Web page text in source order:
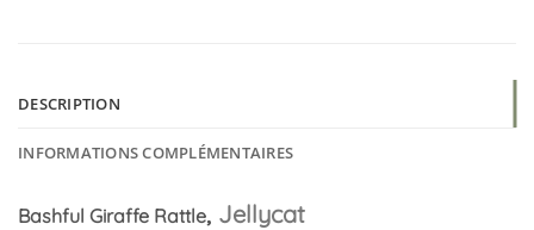
DESCRIPTION
INFORMATIONS COMPLÉMENTAIRES
Bashful Giraffe Rattle, Jellycat